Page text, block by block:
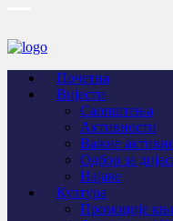
Почетна
Вијести
Саопштења
Активности
Важне
Одбор за
Најаве
Култура
Промоције